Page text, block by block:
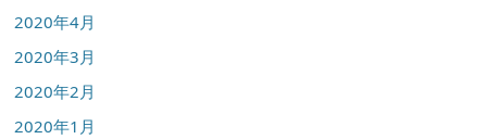
2020年4月
2020年3月
2020年2月
2020年1月